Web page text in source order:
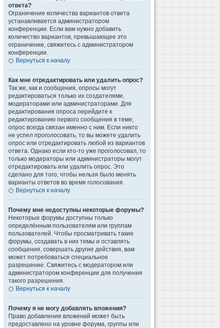
ответа?
Ограничение количества вариантов ответа
устанавливается администратором
конференции. Если вам нужно добавить
количество вариантов, превышающее это
ограничение, свяжитесь с администратором
конференции.
Вернуться к началу
Как мне отредактировать или удалить опрос?
Так же, как и сообщения, опросы могут
редактироваться только их создателями,
модераторами или администраторами. Для
редактирования опроса перейдите к
редактированию первого сообщения в теме;
опрос всегда связан именно с ним. Если никто
не успел проголосовать, то вы можете удалить
опрос или отредактировать любой из вариантов
ответа. Однако если кто-то уже проголосовал, то
только модераторы или администраторы могут
отредактировать или удалить опрос. Это
сделано для того, чтобы нельзя было менять
варианты ответов во время голосования.
Вернуться к началу
Почему мне недоступны некоторые форумы?
Некоторые форумы доступны только
определённым пользователям или группам
пользователей. Чтобы просматривать такие
форумы, создавать в них темы и оставлять
сообщения, совершать другие действия, вам
может потребоваться специальное
разрешение. Свяжитесь с модератором или
администратором конференции для получения
такого разрешения.
Вернуться к началу
Почему я не могу добавлять вложения?
Право добавления вложений может быть
предоставлено на уровне форума, группы или